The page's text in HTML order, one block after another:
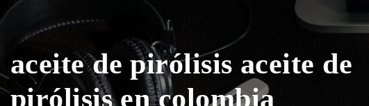
aceite de pirólisis aceite de
pirólisis en colombia